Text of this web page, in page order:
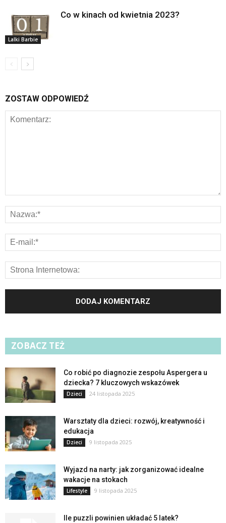
Lalki Barbie
Co w kinach od kwietnia 2023?
ZOSTAW ODPOWIEDŹ
ZOBACZ TEŻ
Co robić po diagnozie zespołu Aspergera u
dziecka? 7 kluczowych wskazówek
Dzieci 24 listopada 2025
Warsztaty dla dzieci: rozwój, kreatywność i
edukacja
Dzieci 9 listopada 2025
Wyjazd na narty: jak zorganizować idealne
wakacje na stokach
Lifestyle 9 listopada 2025
Ile puzzli powinien układać 5 latek?